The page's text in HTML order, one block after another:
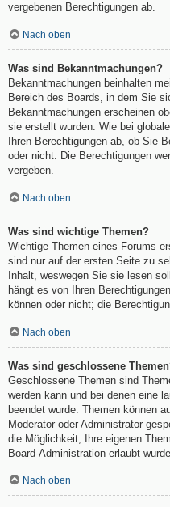
vergebenen Berechtigungen ab.
Nach oben
Was sind Bekanntmachungen?
Bekanntmachungen beinhalten
Bereich des Boards, in dem Sie
Bekanntmachungen erscheinen
sie erstellt wurden. Wie bei
Ihren Berechtigungen ab, ob Sie
oder nicht. Die Berechtigungen
vergeben.
Nach oben
Was sind wichtige Themen?
Wichtige Themen eines Forums
sind nur auf der ersten Seite zu
Inhalt, weswegen Sie sie lesen
hängt es von Ihren
können oder nicht; die
Nach oben
Was sind geschlossene
Geschlossene Themen sind
werden kann und bei denen eine
beendet wurde. Themen können
Moderator oder Administrator
die Möglichkeit, Ihre eigenen
Board-Administration erlaubt wurde.
Nach oben